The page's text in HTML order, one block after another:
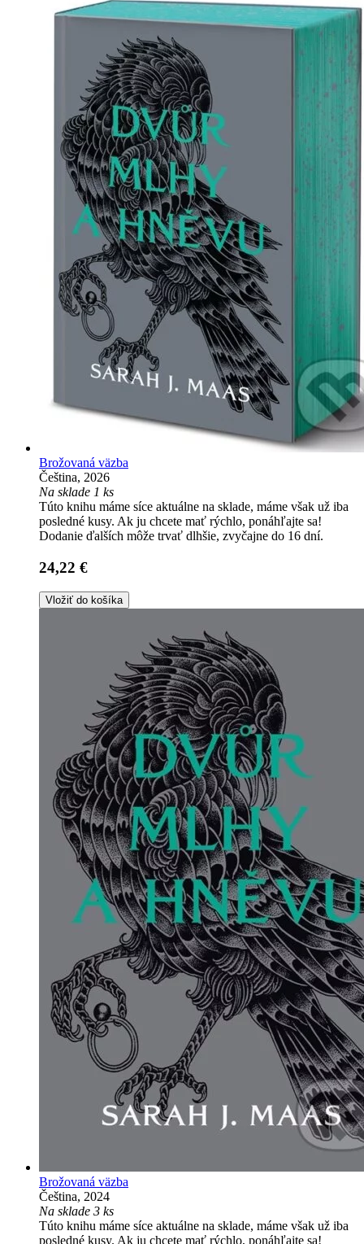
Brožovaná väzba
Čeština, 2026
Na sklade 1 ks
Túto knihu máme síce aktuálne na sklade, máme však už iba
posledné kusy. Ak ju chcete mať rýchlo, ponáhľajte sa!
Dodanie ďalších môže trvať dlhšie, zvyčajne do 16 dní.
24,22 €
Vložiť do košíka
Brožovaná väzba
Čeština, 2024
Na sklade 3 ks
Túto knihu máme síce aktuálne na sklade, máme však už iba
posledné kusy. Ak ju chcete mať rýchlo, ponáhľajte sa!